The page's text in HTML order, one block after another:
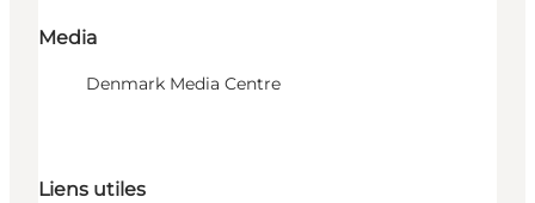
Media
Denmark Media Centre
Liens utiles